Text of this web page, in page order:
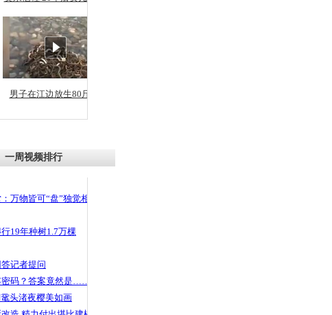
车逆行被查情绪
上回答崩溃原
苗乡上万人欢
爱心粥铺”免费
男子在江边放生80斤蛇
一周视频排行
万物皆可“盘”独觉相声
19年种树1.7万棵
记者提问
码？答案竟然是……
头渚夜樱美如画